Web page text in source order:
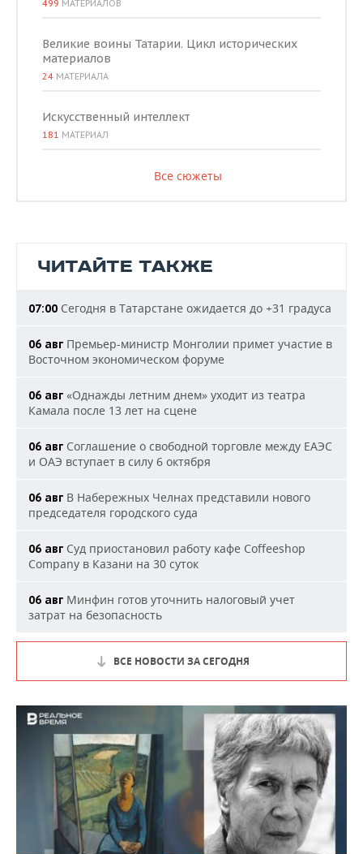
499 МАТЕРИАЛОВ
Великие воины Татарии. Цикл исторических
материалов
24 МАТЕРИАЛА
Искусственный интеллект
181 МАТЕРИАЛ
Все сюжеты
ЧИТАЙТЕ ТАКЖЕ
07:00 Сегодня в Татарстане ожидается до +31 градуса
06 авг Премьер-министр Монголии примет участие в
Восточном экономическом форуме
06 авг «Однажды летним днем» уходит из театра
Камала после 13 лет на сцене
06 авг Соглашение о свободной торговле между ЕАЭС
и ОАЭ вступает в силу 6 октября
06 авг В Набережных Челнах представили нового
председателя городского суда
06 авг Суд приостановил работу кафе Coffeeshop
Company в Казани на 30 суток
06 авг Минфин готов уточнить налоговый учет
затрат на безопасность
ВСЕ НОВОСТИ ЗА СЕГОДНЯ